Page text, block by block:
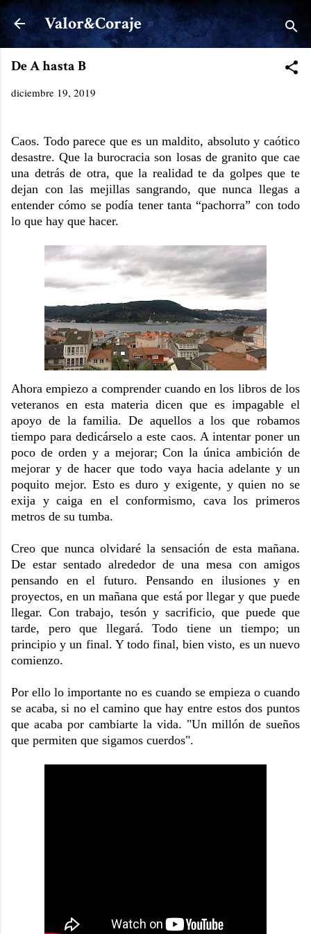
Ir al contenido principal
Valor&Coraje
De A hasta B
diciembre 19, 2019
Caos. Todo parece que es un maldito, absoluto y caótico
desastre. Que la burocracia son losas de granito que cae
una detrás de otra, que la realidad te da golpes que te
dejan con las mejillas sangrando, que nunca llegas a
entender cómo se podía tener tanta “pachorra” con todo
lo que hay que hacer.
Ahora empiezo a comprender cuando en los libros de los
veteranos en esta materia dicen que es impagable el
apoyo de la familia. De aquellos a los que robamos
tiempo para dedicárselo a este caos. A intentar poner un
poco de orden y a mejorar; Con la única ambición de
mejorar y de hacer que todo vaya hacia adelante y un
poquito mejor. Esto es duro y exigente, y quien no se
exija y caiga en el conformismo, cava los primeros
metros de su tumba.
Creo que nunca olvidaré la sensación de esta mañana.
De estar sentado alrededor de una mesa con amigos
pensando en el futuro. Pensando en ilusiones y en
proyectos, en un mañana que está por llegar y que puede
llegar. Con trabajo, tesón y sacrificio, que puede que
tarde, pero que llegará. Todo tiene un tiempo; un
principio y un final. Y todo final, bien visto, es un nuevo
comienzo.
Por ello lo importante no es cuando se empieza o cuando
se acaba, si no el camino que hay entre estos dos puntos
que acaba por cambiarte la vida. "Un millón de sueños
que permiten que sigamos cuerdos".